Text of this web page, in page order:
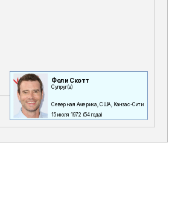
Фоли Скотт
Супруг(а)
Северная Америка, США, Канзас-Сити
15 июля 1972 (54 года)